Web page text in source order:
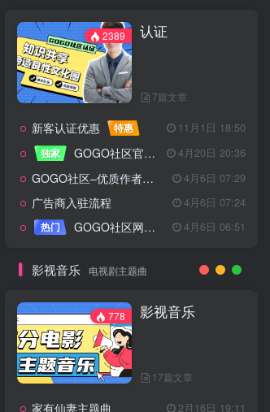
2389 认证
7篇文章
新客认证优惠 特惠
11月1日 18:50
独家
GOGO社区官方成员认证 4月20日 20:36
GOGO社区–优质作者认证 4月6日 07:29
广告商入驻流程
4月6日 07:24
热门
GOGO社区网站搭建(自助服务) 4月6日 06:51
影视音乐 电视剧主题曲
778 影视音乐
17篇文章
家有仙妻主题曲 2月16日 19:11